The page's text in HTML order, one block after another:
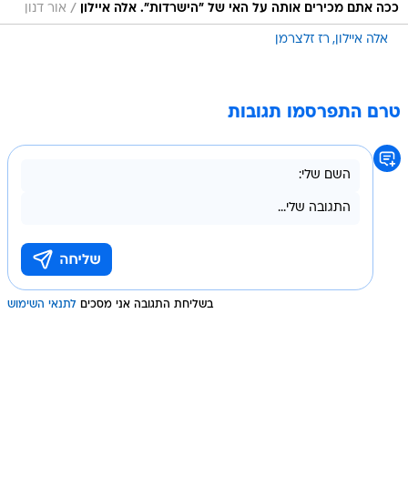
ככה אתם מכירים אותה על האי של "הישרדות". אלה איילון / אור דנון
אלה איילון רז זלצרמן
טרם התפרסמו תגובות
בשליחת התגובה אני מסכים לתנאי השימוש